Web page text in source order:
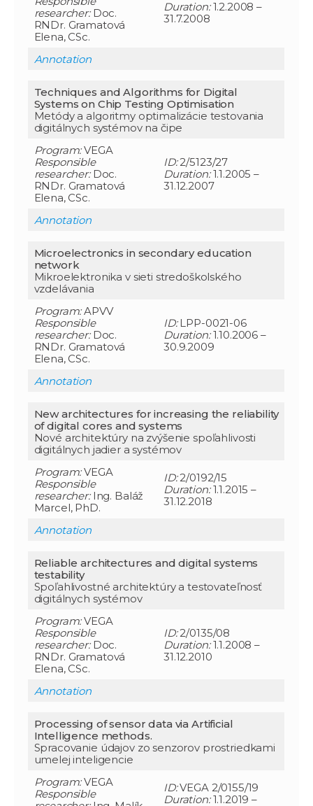
researcher:Doc.
RNDr. Gramatová
Elena, CSc.
Duration:1.2.2008 –
31.7.2008
Annotation
Techniques and Algorithms for Digital
Systems on Chip Testing Optimisation
Metódy a algoritmy optimalizácie testovania
digitálnych systémov na čipe
Program:VEGA
Responsible
researcher:Doc.
RNDr. Gramatová
Elena, CSc.
ID:2/5123/27
Duration:1.1.2005 –
31.12.2007
Annotation
Microelectronics in secondary education
network
Mikroelektronika v sieti stredoškolského
vzdelávania
Program:APVV
Responsible
researcher:Doc.
RNDr. Gramatová
Elena, CSc.
ID:LPP-0021-06
Duration:1.10.2006 –
30.9.2009
Annotation
New architectures for increasing the reliability
of digital cores and systems
Nové architektúry na zvýšenie spoľahlivosti
digitálnych jadier a systémov
Program:VEGA
Responsible
researcher:Ing. Baláž
Marcel, PhD.
ID:2/0192/15
Duration:1.1.2015 –
31.12.2018
Annotation
Reliable architectures and digital systems
testability
Spoľahlivostné architektúry a testovateľnosť
digitálnych systémov
Program:VEGA
Responsible
researcher:Doc.
RNDr. Gramatová
Elena, CSc.
ID:2/0135/08
Duration:1.1.2008 –
31.12.2010
Annotation
Processing of sensor data via Artificial
Intelligence methods.
Spracovanie údajov zo senzorov prostriedkami
umelej inteligencie
Program:VEGA
Responsible
ID:VEGA 2/0155/19
Duration:1.1.2019 –